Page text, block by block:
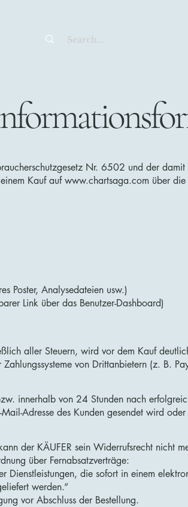
Nr. 6502 und der
Kauf aufwww.chartsaga.com über
Poster, Analysedateien usw.)
Link über das Benutzer-Dashboard)
aller Steuern, wird vor dem Kauf
von Drittanbietern (z. B.
innerhalb von 24 Stunden nach
Adresse des Kunden gesendet wird
der KÄUFER sein Widerrufsrecht nicht
über Fernabsatzverträge:
Dienstleistungen, die sofort in einem
werden.“
vor Abschluss der Bestellung.